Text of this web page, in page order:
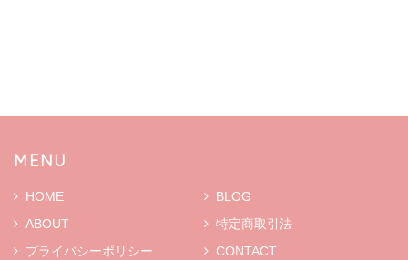
MENU
HOME
BLOG
ABOUT
特定商取引法
プライバシーポリシー
CONTACT